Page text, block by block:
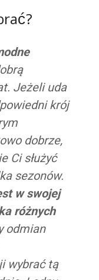
Jeżeli uda
krój
dobrze,
Ci służyć
sezonów.
w swojej
różnych
odmian
wybrać tą